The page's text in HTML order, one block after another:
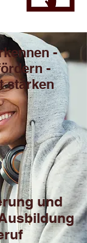
-
-
stärken
und